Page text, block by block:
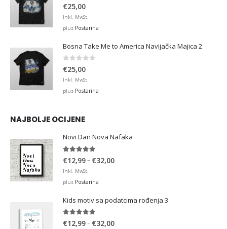
€25,00
Inkl. MwSt.
plus Postarina
Bosna Take Me to America Navijačka Majica 2
0 out of 5
€25,00
Inkl. MwSt.
plus Postarina
NAJBOLJE OCIJENE
Novi Dan Nova Nafaka
5.00out of 5
€12,99– €32,00Price
€32,00
Inkl. MwSt.
plus Postarina
Kids motiv sa podatcima rođenja 3
5.00out of 5
€12,99– €32,00Price